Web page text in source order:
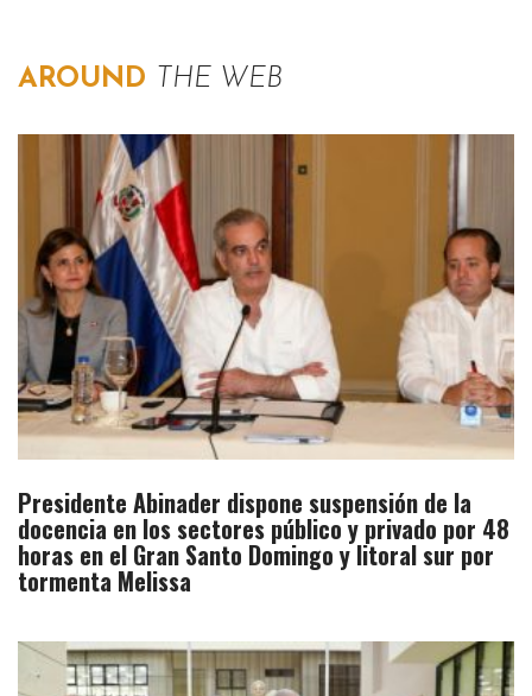
AROUND THE WEB
Presidente Abinader dispone suspensión de la
docencia en los sectores público y privado por 48
horas en el Gran Santo Domingo y litoral sur por
tormenta Melissa